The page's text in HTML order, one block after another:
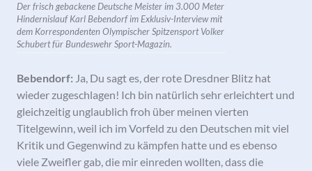
Der frisch gebackene Deutsche Meister im 3.000 Meter
Hindernislauf Karl Bebendorf im Exklusiv-Interview mit
dem Korrespondenten Olympischer Spitzensport Volker
Schubert für Bundeswehr Sport-Magazin.
Bebendorf: Ja, Du sagt es, der rote Dresdner Blitz hat
wieder zugeschlagen! Ich bin natürlich sehr erleichtert und
gleichzeitig unglaublich froh über meinen vierten
Titelgewinn, weil ich im Vorfeld zu den Deutschen mit viel
Kritik und Gegenwind zu kämpfen hatte und es ebenso
viele Zweifler gab, die mir einreden wollten, dass die